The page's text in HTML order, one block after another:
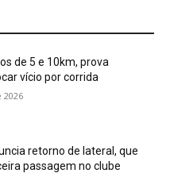
de 5 e 10km, prova
vício por corrida
2026
retorno de lateral, que
passagem no clube